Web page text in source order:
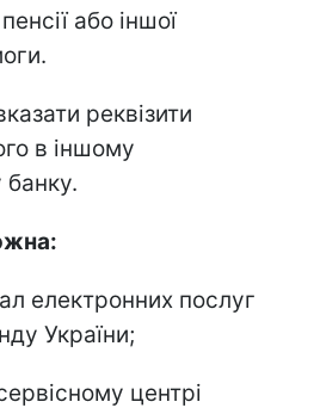
або іншої
реквізити
в іншому
електронних послуг
України;
центрі